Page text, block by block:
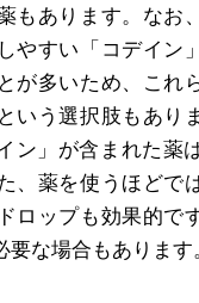
もあります。なお
やすい「コデイン
が多いため、これ
いう選択肢もあり
ン」が含まれた薬
、薬を使うほどで
ロップも効果的で
な場合もあります